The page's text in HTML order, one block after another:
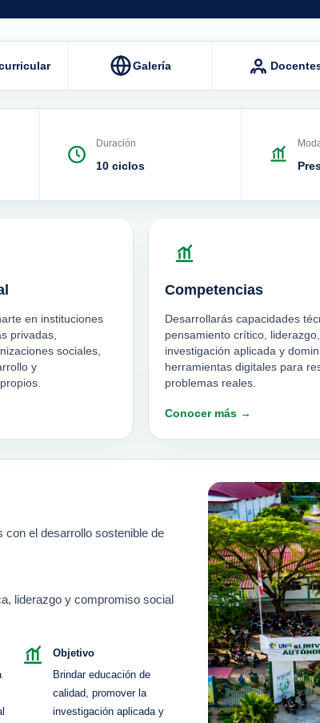
Galería
Duración
10 ciclos
en instituciones
privadas,
sociales,
y
Competencias
Desarrollarás capacidades
pensamiento crítico, liderazgo,
investigación aplicada y
herramientas digitales para
problemas reales.
Conocer más →
el desarrollo sostenible de
liderazgo y compromiso social
Objetivo
Brindar educación de
calidad, promover la
investigación aplicada y